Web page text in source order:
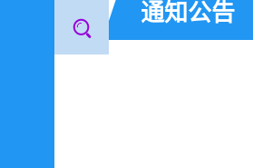
通知公告